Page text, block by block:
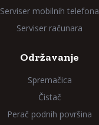
Serviser mobilnih telefona
Serviser računara
Održavanje
Spremačica
Čistač
Perač podnih površina